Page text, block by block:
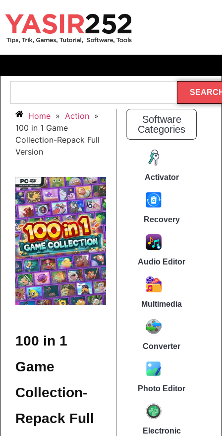
Home » Action »
100 in 1 Game
Collection-Repack Full
Version
100 in 1
Game
Collection-
Repack Full
Software
Categories
Activator
Recovery
Audio Editor
Multimedia
Converter
Photo Editor
Electronic